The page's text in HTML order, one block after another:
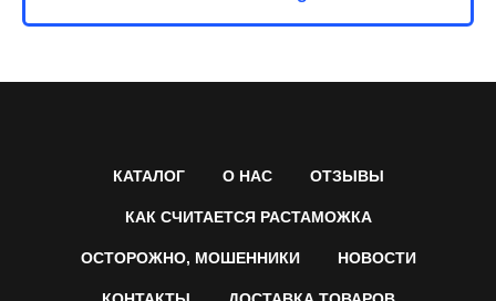
КАТАЛОГ О НАС ОТЗЫВЫ
КАК СЧИТАЕТСЯ РАСТАМОЖКА
ОСТОРОЖНО, МОШЕННИКИ НОВОСТИ